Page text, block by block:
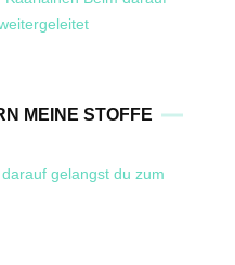
MEINE STOFFE